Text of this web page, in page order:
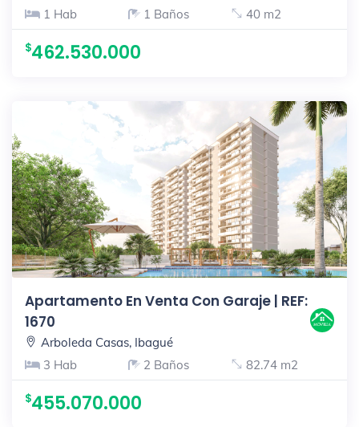
1 Hab
1 Baños 40 m2
462.530.000
Apartamento En Venta Con Garaje | REF:
1670
Arboleda Casas, Ibagué
3 Hab
2 Baños 82.74 m2
455.070.000